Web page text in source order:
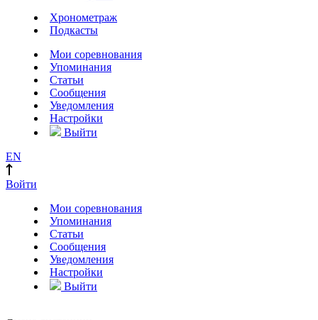
Хронометраж
Подкасты
Мои соревнования
Упоминания
Статьи
Сообщения
Уведомления
Настройки
Выйти
EN
Войти
Мои соревнования
Упоминания
Статьи
Сообщения
Уведомления
Настройки
Выйти